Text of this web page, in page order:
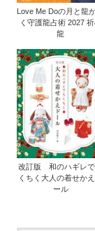
Love Me Doの月と龍
く守護龍占術 2027
龍
改訂版 和のハギレ
くちく大人の着せか
ール